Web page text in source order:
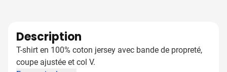
Description
T-shirt en 100% coton jersey avec bande de propreté,
coupe ajustée et col V.